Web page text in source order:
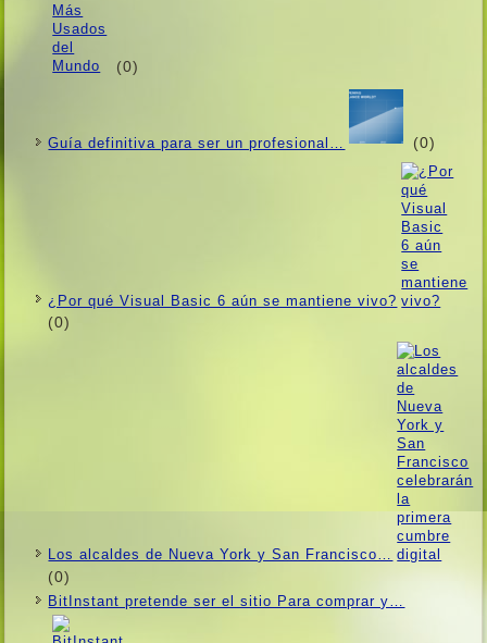
(0)
Guí­a definitiva para ser un profesional… (0)
¿Por qué Visual Basic 6 aún se mantiene vivo?
(0)
Los alcaldes de Nueva York y San Francisco…
(0)
BitInstant pretende ser el sitio Para comprar y…